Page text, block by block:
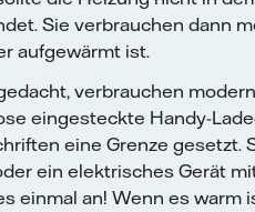
Sie verbrauchen dann
aufgewärmt ist.
verbrauchen
eingesteckte Handy-
eine Grenze gesetzt.
ein elektrisches Gerät
einmal an! Wenn es